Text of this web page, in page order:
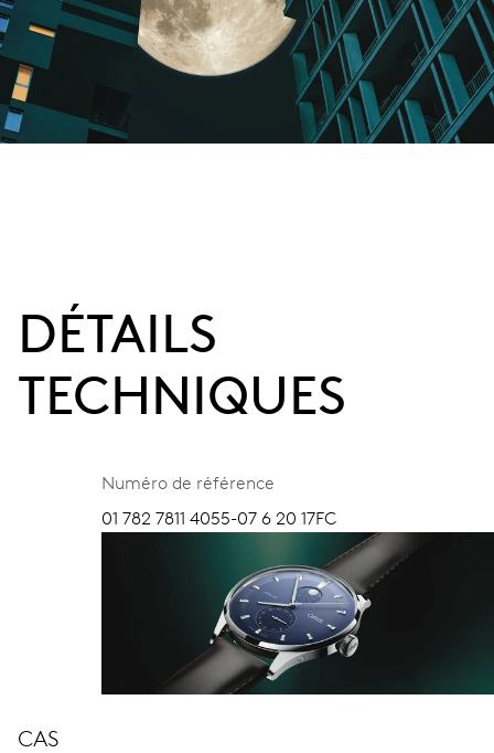
DÉTAILS
TECHNIQUES
Numéro de référence
01 782 7811 4055-07 6 20 17FC
CAS